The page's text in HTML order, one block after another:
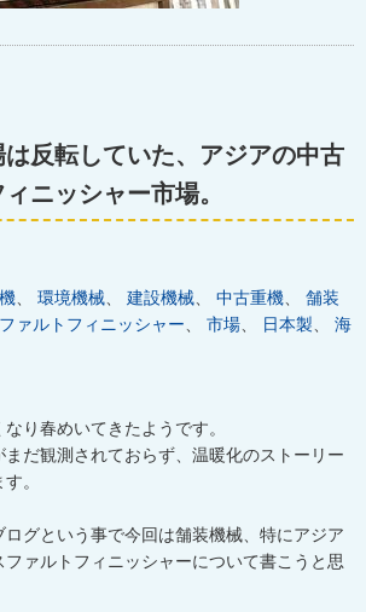
反転していた、アジアの中古
ニッシャー市場。
環境機械 建設機械 中古重機
舗装
ァルトフィニッシャー 市場 日本製
海
り春めいてきたようです。
だ観測されておらず、温暖化のストーリー
。
グという事で今回は舗装機械、特にアジア
ァルトフィニッシャーについて書こうと思